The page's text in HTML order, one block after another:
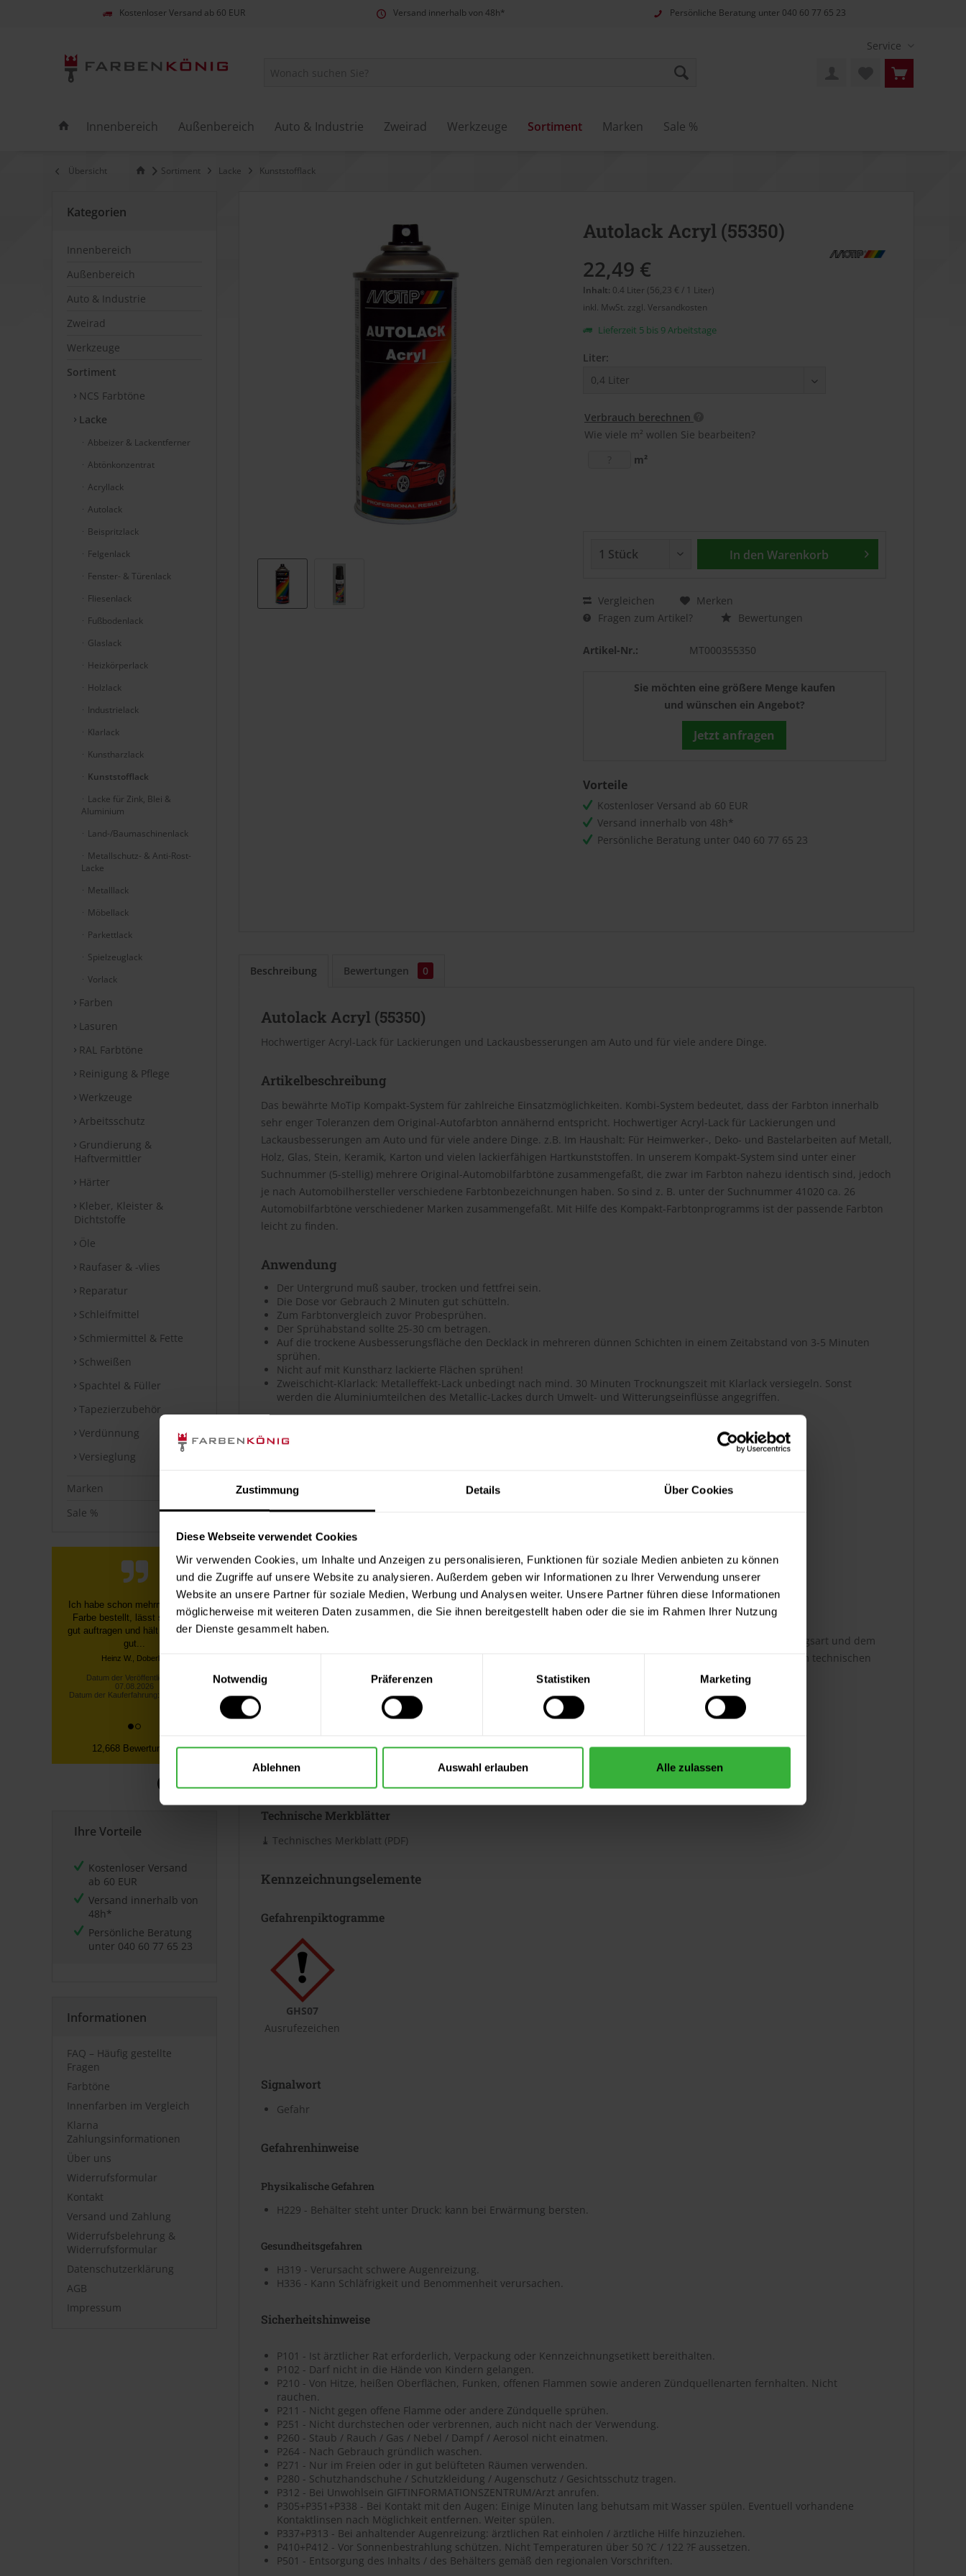
Zustimmung Details Über Cookies
Diese Webseite verwendet Cookies
Wir verwenden Cookies, um Inhalte und Anzeigen zu personalisieren, Funktionen für soziale Medien anbieten zu können
und die Zugriffe auf unsere Website zu analysieren. Außerdem geben wir Informationen zu Ihrer Verwendung unserer
Website an unsere Partner für soziale Medien, Werbung und Analysen weiter. Unsere Partner führen diese Informationen
möglicherweise mit weiteren Daten zusammen, die Sie ihnen bereitgestellt haben oder die sie im Rahmen Ihrer Nutzung
der Dienste gesammelt haben.
Einwilligungsauswahl
Notwendig
Präferenzen Statistiken Marketing
Ablehnen Auswahl erlauben Alle zulassen
Kostenloser Versand ab 60 EUR Versand innerhalb von 48h* Persönliche Beratung unter 040 60 77 65 23
Service
Innenbereich Außenbereich Auto & Industrie Zweirad Werkzeuge Sortiment Marken Sale %
Übersicht Sortiment Lacke Kunststofflack
Kategorien
Innenbereich
Außenbereich
Auto & Industrie
Zweirad
Werkzeuge
Sortiment
NCS Farbtöne
Lacke
Abbeizer & Lackentferner
Abtönkonzentrat
Acryllack
Autolack
Beispritzlack
Felgenlack
Fenster- & Türenlack
Fliesenlack
Fußbodenlack
Glaslack
Heizkörperlack
Holzlack
Industrielack
Klarlack
Kunstharzlack
Kunststofflack
Lacke für Zink, Blei &
Aluminium
Land-/Baumaschinenlack
Metallschutz- & Anti-Rost-
Lacke
Metalllack
Möbellack
Parkettlack
Spielzeuglack
Vorlack
Farben
Lasuren
RAL Farbtöne
Reinigung & Pflege
Werkzeuge
Arbeitsschutz
Grundierung &
Haftvermittler
Härter
Kleber, Kleister &
Dichtstoffe
Öle
Raufaser & -vlies
Reparatur
Schleifmittel
Schmiermittel & Fette
Schweißen
Spachtel & Füller
Tapezierzubehör
Verdünnung
Versieglung
Marken
Sale %
Schnelle, unkomplizierte
Bestellung über die Homepage,
schnelle Lieferung, gute
Sendungsverfolgung ...
Datum der Veröffentlichung:
07.08.2026
Datum der Kauferfahrung: 27.07.2026
12,668 Bewertungen
Ihre Vorteile
Kostenloser Versand
ab 60 EUR
Versand innerhalb von
48h*
Persönliche Beratung
unter 040 60 77 65 23
Informationen
FAQ – Häufig gestellte
Fragen
Farbtöne
Innenfarben im Vergleich
Klarna
Zahlungsinformationen
Über uns
Widerrufsformular
Kontakt
Versand und Zahlung
Widerrufsbelehrung &
Widerrufsformular
Datenschutzerklärung
AGB
Impressum
Autolack Acryl (55350)
22,49 €
Inhalt: 0.4 Liter (56,23 € / 1 Liter)
inkl. MwSt. zzgl. Versandkosten
Lieferzeit 5 bis 9 Arbeitstage
Liter:
Verbrauch berechnen
Wie viele m² wollen Sie bearbeiten?
m²
In den Warenkorb
Vergleichen
Merken
Fragen zum Artikel?
Bewertungen
Artikel-Nr.: MT000355350
Sie möchten eine größere Menge kaufen
und wünschen ein Angebot?
Jetzt anfragen
Vorteile
Kostenloser Versand ab 60 EUR
Versand innerhalb von 48h*
Persönliche Beratung unter 040 60 77 65 23
Beschreibung Bewertungen 0
Autolack Acryl (55350)
Hochwertiger Acryl-Lack für Lackierungen und Lackausbesserungen am Auto und für viele andere Dinge.
Artikelbeschreibung
Das bewährte MoTip Kompakt-System für zahlreiche Einsatzmöglichkeiten. Kombi-System bedeutet, dass der Farbton innerhalb
sehr enger Toleranzen dem Original-Autofarbton annähernd entspricht. Hochwertiger Acryl-Lack für Lackierungen und
Lackausbesserungen am Auto und für viele andere Dinge. z.B. Im Haushalt: Für Heimwerker-, Deko- und Bastelarbeiten auf Metall,
Holz, Glas, Stein, Keramik, Karton und vielen lackierfähigen Hartkunststoffen. In unserem Kompakt-System sind unter einer
Suchnummer (5-stellig) mehrere Original-Automobilfarbtöne zusammengefaßt, die zwar im Farbton nahezu identisch sind, jedoch
je nach Automobilhersteller verschiedene Farbtonbezeichnungen haben. So sind z. B. unter der Suchnummer 41020 ca. 26
Automobilfarbtöne verschiedener Marken zusammengefaßt. Mit Hilfe des Kompakt-Farbtonprogramms ist der passende Farbton
leicht zu finden.
Anwendung
Der Untergrund muß sauber, trocken und fettfrei sein.
Die Dose vor Gebrauch 2 Minuten gut schütteln.
Zum Farbtonvergleich zuvor Probesprühen.
Der Sprühabstand sollte 25-30 cm betragen.
Auf die trockene Ausbesserungsfläche den Decklack in mehreren dünnen Schichten in einem Zeitabstand von 3-5 Minuten
sprühen.
Nicht auf mit Kunstharz lackierte Flächen sprühen!
Zweischicht-Klarlack: Metalleffekt-Lack unbedingt nach mind. 30 Minuten Trocknungszeit mit Klarlack versiegeln. Sonst
werden die Aluminiumteilchen des Metallic-Lackes durch Umwelt- und Witterungseinflüsse angegriffen.
Artikeldetails
Sehr gute Deckkraft, ausgezeichnete Haftung, schnelltrocknend, dauerhafter Glanz
Hohe Oberflächenhärte bei gleichzeitig guter Elastizität
Guter Verlauf, glatte Oberfläche
Polierfähig, schmutzunempfindliche Oberfläche
Wetterfest, lichtecht, UV-beständig (vergilbungsfrei)
Kratz-, stoß- und schlagfest
Uni- sowie Metallic-Lacke werden durch den Überzug mit 2-Schicht-Klarlack bedingt benzinbeständig
Verbrauch
Die Reichweite beträgt laut Hersteller ca. 3,13 bis 4,37 m²/Liter. Der Verbrauch ist dabei abhängig von der Auftragsart und dem
Untergrund. Bei diesen Verbrauchszahlen handelt es sich um Richtwerte. Weitere Infos entnehmen Sie bitte dem technischen
Merkblatt.
Datenblätter & Dokumente
Sicherheitsdatenblätter
Technische Merkblätter
⤓ Technisches Merkblatt (PDF)
Kennzeichnungselemente
Gefahrenpiktogramme
GHS07
Ausrufezeichen
Signalwort
Gefahr
Gefahrenhinweise
Physikalische Gefahren
H229 - Behälter steht unter Druck: kann bei Erwärmung bersten.
Gesundheitsgefahren
H319 - Verursacht schwere Augenreizung.
H336 - Kann Schläfrigkeit und Benommenheit verursachen.
Sicherheitshinweise
P101 - Ist ärztlicher Rat erforderlich, Verpackung oder Kennzeichnungsetikett bereithalten.
P102 - Darf nicht in die Hände von Kindern gelangen.
P210 - Von Hitze, heißen Oberflächen, Funken, offenen Flammen sowie anderen Zündquellenarten fernhalten. Nicht
rauchen.
P211 - Nicht gegen offene Flamme oder andere Zündquelle sprühen.
P251 - Nicht durchstechen oder verbrennen, auch nicht nach der Verwendung.
P260 - Staub / Rauch / Gas / Nebel / Dampf / Aerosol nicht einatmen.
P264 - Nach Gebrauch gründlich waschen.
P271 - Nur im Freien oder in gut belüfteten Räumen verwenden.
P280 - Schutzhandschuhe / Schutzkleidung / Augenschutz / Gesichtsschutz tragen.
P312 - Bei Unwohlsein GIFTINFORMATIONSZENTRUM/Arzt anrufen.
P305+P351+P338 - Bei Kontakt mit den Augen: Einige Minuten lang behutsam mit Wasser spülen. Eventuell vorhandene
Kontaktlinsen nach Möglichkeit entfernen. Weiter spülen.
P337+P313 - Bei anhaltender Augenreizung: ärztlichen Rat einholen / ärztliche Hilfe hinzuziehen.
P410+P412 - Vor Sonnenbestrahlung schützen. Nicht Temperaturen über 50 ?C / 122 ?F aussetzen.
P501 - Entsorgung des Inhalts / des Behälters gemäß den regionalen Vorschriften.